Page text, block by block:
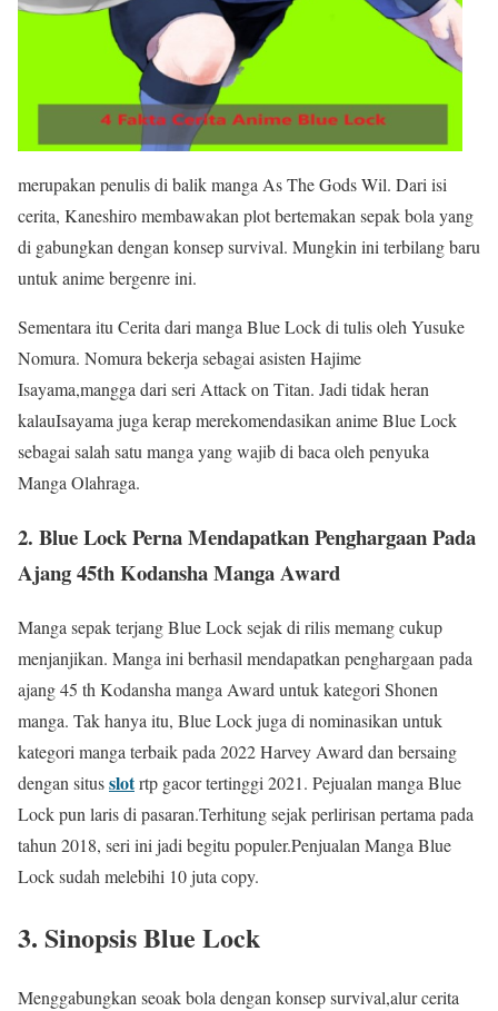
merupakan penulis di balik manga As The Gods Wil. Dari isi
cerita, Kaneshiro membawakan plot bertemakan sepak bola yang
di gabungkan dengan konsep survival. Mungkin ini terbilang baru
untuk anime bergenre ini.
Sementara itu Cerita dari manga Blue Lock di tulis oleh Yusuke
Nomura. Nomura bekerja sebagai asisten Hajime
Isayama,mangga dari seri Attack on Titan. Jadi tidak heran
kalauIsayama juga kerap merekomendasikan anime Blue Lock
sebagai salah satu manga yang wajib di baca oleh penyuka
Manga Olahraga.
2. Blue Lock Perna Mendapatkan Penghargaan Pada
Ajang 45th Kodansha Manga Award
Manga sepak terjang Blue Lock sejak di rilis memang cukup
menjanjikan. Manga ini berhasil mendapatkan penghargaan pada
ajang 45 th Kodansha manga Award untuk kategori Shonen
manga. Tak hanya itu, Blue Lock juga di nominasikan untuk
kategori manga terbaik pada 2022 Harvey Award dan bersaing
dengan situsslotrtp gacor tertinggi 2021. Pejualan manga Blue
Lock pun laris di pasaran.Terhitung sejak perlirisan pertama pada
tahun 2018, seri ini jadi begitu populer.Penjualan Manga Blue
Lock sudah melebihi 10 juta copy.
3. Sinopsis Blue Lock
Menggabungkan seoak bola dengan konsep survival,alur cerita